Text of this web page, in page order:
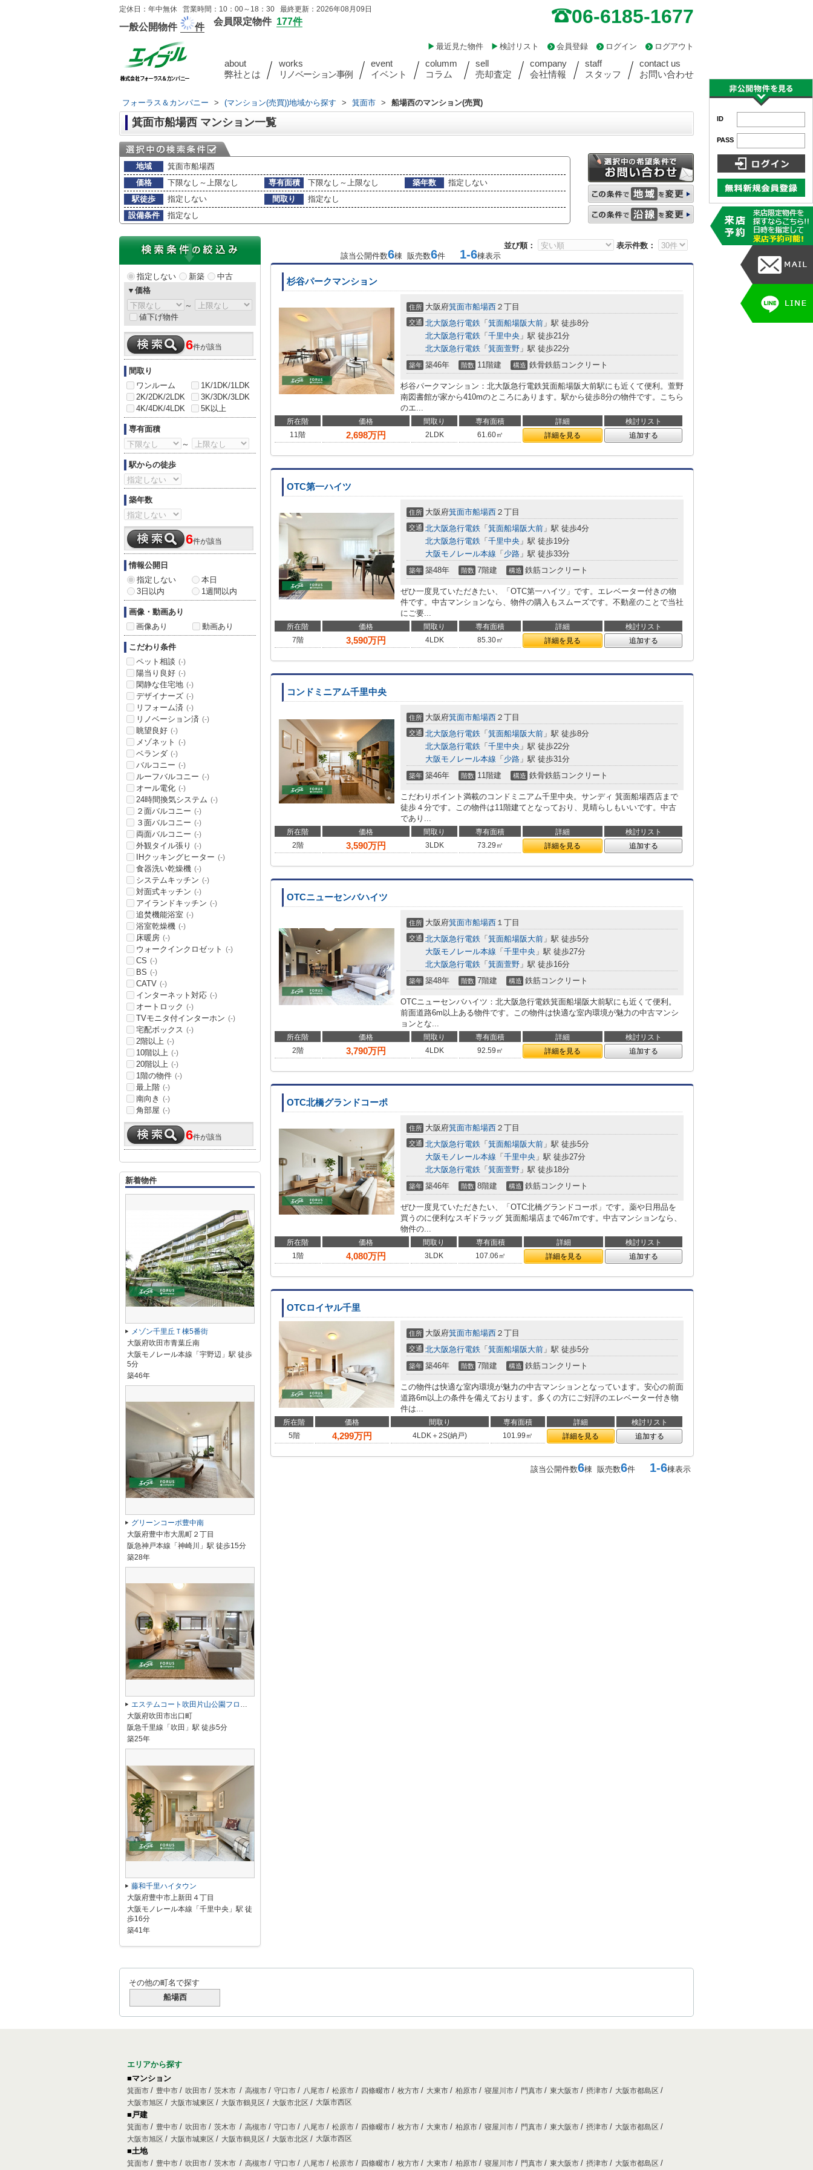
定休日：年中無休 営業時間：10：00～18：30 最終更新：2026年08月09日
一般公開物件 件
会員限定物件 177件 06-6185-1677
ログアウト
ログイン
会員登録
検討リスト
最近見た物件
about
弊社とは
works
リノベーション事例
event
イベント
columm
コラム
sell
売却査定
company
会社情報
staff
スタッフ
contact us
お問い合わせ
フォーラス＆カンパニー > (マンション(売買))地域から探す > 箕面市 > 船場西のマンション(売買)
箕面市船場西 マンション一覧
地域
箕面市船場西
価格
下限なし～上限なし 専有面積 下限なし～上限なし 築年数
指定しない
駅徒歩
指定しない 間取り
指定なし
設備条件
指定なし
並び順：
表示件数：
該当公開件数6棟 販売数6件 1-6棟表示
杉谷パークマンション
住所 大阪府箕面市船場西 ２丁目
交通 北大阪急行電鉄 「 箕面船場阪大前 」駅 徒歩8分
北大阪急行電鉄 「 千里中央 」駅 徒歩21分
北大阪急行電鉄 「 箕面萱野 」駅 徒歩22分
築年 築46年 階数 11階建 構造 鉄骨鉄筋コンクリート
杉谷パークマンション：北大阪急行電鉄箕面船場阪大前駅にも近くて便利。萱野
南図書館が家から410mのところにあります。駅から徒歩8分の物件です。こちら
のエ...
所在階 価格 間取り 専有面積 詳細
検討リスト
11階
2,698万円 2LDK 61.60㎡ 詳細を見る 追加する
OTC第一ハイツ
住所 大阪府箕面市船場西 ２丁目
交通 北大阪急行電鉄 「 箕面船場阪大前 」駅 徒歩4分
北大阪急行電鉄 「 千里中央 」駅 徒歩19分
大阪モノレール本線 「 少路 」駅 徒歩33分
築年 築48年 階数 7階建 構造 鉄筋コンクリート
ぜひ一度見ていただきたい、「OTC第一ハイツ」です。エレベーター付きの物
件です。中古マンションなら、物件の購入もスムーズです。不動産のことで当社
にご要...
所在階 価格 間取り 専有面積 詳細
検討リスト
7階
3,590万円 4LDK 85.30㎡ 詳細を見る 追加する
コンドミニアム千里中央
住所 大阪府箕面市船場西 ２丁目
交通 北大阪急行電鉄 「 箕面船場阪大前 」駅 徒歩8分
北大阪急行電鉄 「 千里中央 」駅 徒歩22分
大阪モノレール本線 「 少路 」駅 徒歩31分
築年 築46年 階数 11階建 構造 鉄骨鉄筋コンクリート
こだわりポイント満載のコンドミニアム千里中央。サンディ 箕面船場西店まで
徒歩４分です。この物件は11階建てとなっており、見晴らしもいいです。中古
であり...
所在階 価格 間取り 専有面積 詳細
検討リスト
2階
3,590万円 3LDK 73.29㎡ 詳細を見る 追加する
OTCニューセンバハイツ
住所 大阪府箕面市船場西 １丁目
交通 北大阪急行電鉄 「 箕面船場阪大前 」駅 徒歩5分
大阪モノレール本線 「 千里中央 」駅 徒歩27分
北大阪急行電鉄 「 箕面萱野 」駅 徒歩16分
築年 築48年 階数 7階建 構造 鉄筋コンクリート
OTCニューセンバハイツ：北大阪急行電鉄箕面船場阪大前駅にも近くて便利。
前面道路6m以上ある物件です。この物件は快適な室内環境が魅力の中古マンシ
ョンとな...
所在階 価格 間取り 専有面積 詳細
検討リスト
2階
3,790万円 4LDK 92.59㎡ 詳細を見る 追加する
OTC北橋グランドコーポ
住所 大阪府箕面市船場西 ２丁目
交通 北大阪急行電鉄 「 箕面船場阪大前 」駅 徒歩5分
大阪モノレール本線 「 千里中央 」駅 徒歩27分
北大阪急行電鉄 「 箕面萱野 」駅 徒歩18分
築年 築46年 階数 8階建 構造 鉄筋コンクリート
ぜひ一度見ていただきたい、「OTC北橋グランドコーポ」です。薬や日用品を
買うのに便利なスギドラッグ 箕面船場店まで467mです。中古マンションなら、
物件の...
所在階 価格 間取り 専有面積 詳細
検討リスト
1階
4,080万円 3LDK 107.06㎡ 詳細を見る 追加する
OTCロイヤル千里
住所 大阪府箕面市船場西 ２丁目
交通 北大阪急行電鉄 「 箕面船場阪大前 」駅 徒歩5分
築年 築46年 階数 7階建 構造 鉄筋コンクリート
この物件は快適な室内環境が魅力の中古マンションとなっています。安心の前面
道路6m以上の条件を備えております。多くの方にご好評のエレベーター付き物
件は...
所在階 価格 間取り 専有面積 詳細
検討リスト
5階
4,299万円 4LDK＋2S(納戸) 101.99㎡ 詳細を見る 追加する
該当公開件数6棟 販売数6件 1-6棟表示
指定しない 新築
中古
▼価格
～
値下げ物件
6件が該当
間取り
ワンルーム
1K/1DK/1LDK
2K/2DK/2LDK
3K/3DK/3LDK
4K/4DK/4LDK
5K以上
専有面積
～
駅からの徒歩
築年数
6件が該当
情報公開日
指定しない
本日
3日以内
1週間以内
画像・動画あり
画像あり
動画あり
こだわり条件
ペット相談 (-)
陽当り良好 (-)
閑静な住宅地 (-)
デザイナーズ (-)
リフォーム済 (-)
リノベーション済 (-)
眺望良好 (-)
メゾネット (-)
ベランダ (-)
バルコニー (-)
ルーフバルコニー (-)
オール電化 (-)
24時間換気システム (-)
２面バルコニー (-)
３面バルコニー (-)
両面バルコニー (-)
外観タイル張り (-)
IHクッキングヒーター (-)
食器洗い乾燥機 (-)
システムキッチン (-)
対面式キッチン (-)
アイランドキッチン (-)
追焚機能浴室 (-)
浴室乾燥機 (-)
床暖房 (-)
ウォークインクロゼット (-)
CS (-)
BS (-)
CATV (-)
インターネット対応 (-)
オートロック (-)
TVモニタ付インターホン (-)
宅配ボックス (-)
2階以上 (-)
10階以上 (-)
20階以上 (-)
1階の物件 (-)
最上階 (-)
南向き (-)
角部屋 (-)
6件が該当
新着物件
メゾン千里丘Ｔ棟5番街
大阪府吹田市青葉丘南
大阪モノレール本線「宇野辺」駅 徒歩
5分
築46年
グリーンコーポ豊中南
大阪府豊中市大黒町２丁目
阪急神戸本線「神崎川」駅 徒歩15分
築28年
エステムコート吹田片山公園フローラ
大阪府吹田市出口町
阪急千里線「吹田」駅 徒歩5分
築25年
藤和千里ハイタウン
大阪府豊中市上新田４丁目
大阪モノレール本線「千里中央」駅 徒
歩16分
築41年
その他の町名で探す
船場西
エリアから探す
■マンション
箕面市 豊中市 吹田市 茨木市 高槻市 守口市 八尾市 松原市 四條畷市 枚方市 大東市 柏原市 寝屋川市 門真市 東大阪市 摂津市
大阪市都島区
大阪市旭区
大阪市城東区 大阪市鶴見区 大阪市北区 大阪市西区
■戸建
箕面市 豊中市 吹田市 茨木市 高槻市 守口市 八尾市 松原市 四條畷市 枚方市 大東市 柏原市 寝屋川市 門真市 東大阪市 摂津市
大阪市都島区
大阪市旭区
大阪市城東区 大阪市鶴見区 大阪市北区 大阪市西区
■土地
箕面市 豊中市 吹田市 茨木市 高槻市 守口市 八尾市 松原市 四條畷市 枚方市 大東市 柏原市 寝屋川市 門真市 東大阪市 摂津市 大阪市都島区
ID
PASS